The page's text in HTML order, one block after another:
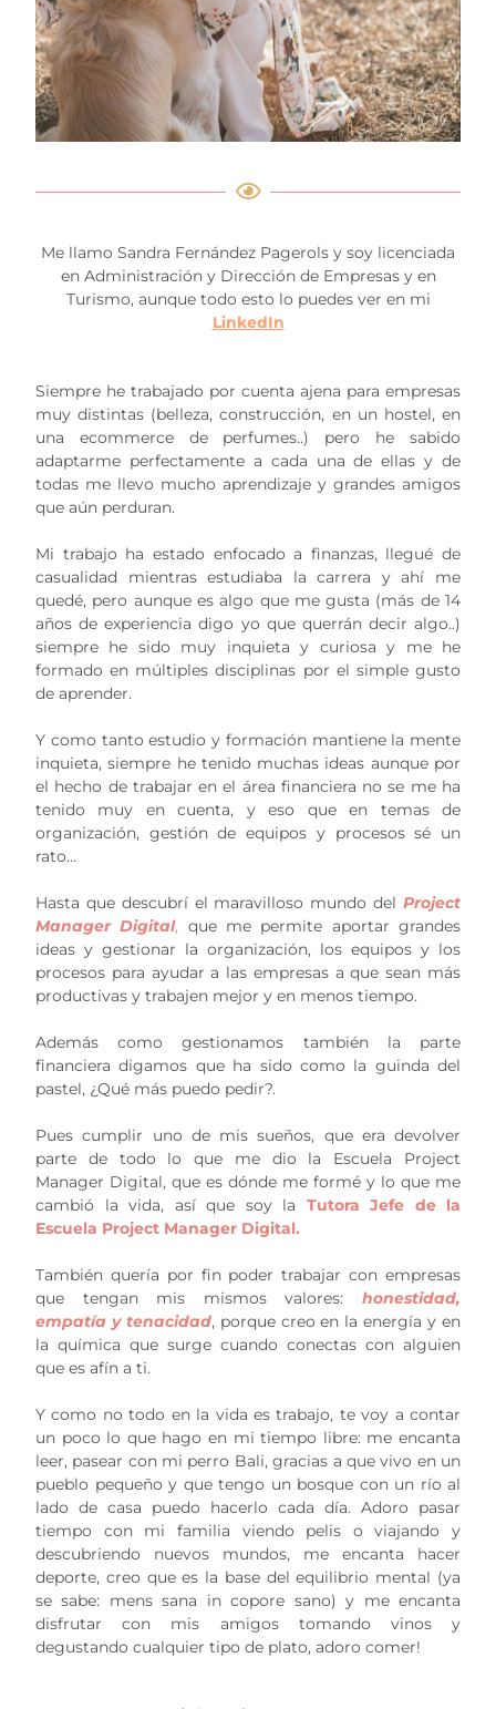
Me llamo Sandra Fernández Pagerols y soy licenciada
en Administración y Dirección de Empresas y en
Turismo, aunque todo esto lo puedes ver en mi
LinkedIn
Siempre he trabajado por cuenta ajena para empresas
muy distintas (belleza, construcción, en un hostel, en
una ecommerce de perfumes..) pero he sabido
adaptarme perfectamente a cada una de ellas y de
todas me llevo mucho aprendizaje y grandes amigos
que aún perduran.
Mi trabajo ha estado enfocado a finanzas, llegué de
casualidad mientras estudiaba la carrera y ahí me
quedé, pero aunque es algo que me gusta (más de 14
años de experiencia digo yo que querrán decir algo..)
siempre he sido muy inquieta y curiosa y me he
formado en múltiples disciplinas por el simple gusto
de aprender.
Y como tanto estudio y formación mantiene la mente
inquieta, siempre he tenido muchas ideas aunque por
el hecho de trabajar en el área financiera no se me ha
tenido muy en cuenta, y eso que en temas de
organización, gestión de equipos y procesos sé un
rato…
Hasta que descubrí el maravilloso mundo del Project
Manager Digital, que me permite aportar grandes
ideas y gestionar la organización, los equipos y los
procesos para ayudar a las empresas a que sean más
productivas y trabajen mejor y en menos tiempo.
Además como gestionamos también la parte
financiera digamos que ha sido como la guinda del
pastel, ¿Qué más puedo pedir?.
Pues cumplir uno de mis sueños, que era devolver
parte de todo lo que me dio la Escuela Project
Manager Digital, que es dónde me formé y lo que me
cambió la vida, así que soy la Tutora Jefe de la
Escuela Project Manager Digital.
También quería por fin poder trabajar con empresas
que tengan mis mismos valores: honestidad,
empatía y tenacidad, porque creo en la energía y en
la química que surge cuando conectas con alguien
que es afín a ti.
Y como no todo en la vida es trabajo, te voy a contar
un poco lo que hago en mi tiempo libre: me encanta
leer, pasear con mi perro Bali, gracias a que vivo en un
pueblo pequeño y que tengo un bosque con un río al
lado de casa puedo hacerlo cada día. Adoro pasar
tiempo con mi familia viendo pelis o viajando y
descubriendo nuevos mundos, me encanta hacer
deporte, creo que es la base del equilibrio mental (ya
se sabe: mens sana in copore sano) y me encanta
disfrutar con mis amigos tomando vinos y
degustando cualquier tipo de plato, adoro comer!